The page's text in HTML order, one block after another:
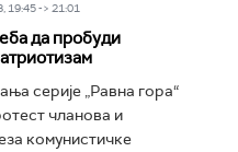
-> 21:01
да пробуди
серије „Равна гора“
чланова и
комунистичке